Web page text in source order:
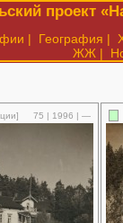
проект
| География |
ЖЖ |
75 | 1996 | —